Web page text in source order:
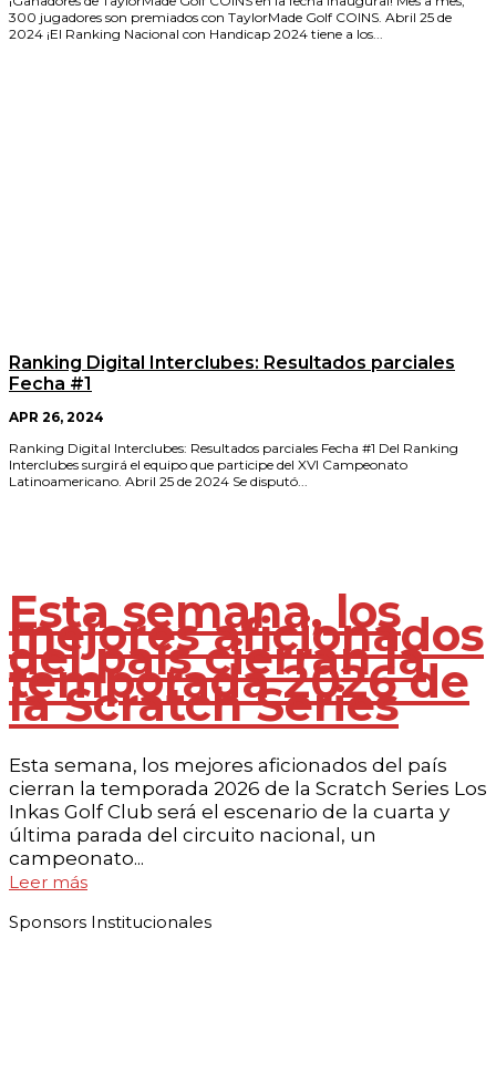
300 jugadores son premiados con TaylorMade Golf COINS. Abril 25 de
2024 ¡El Ranking Nacional con Handicap 2024 tiene a los...
Ranking Digital Interclubes: Resultados parciales
Fecha #1
APR 26, 2024
Ranking Digital Interclubes: Resultados parciales Fecha #1 Del Ranking
Interclubes surgirá el equipo que participe del XVI Campeonato
Latinoamericano. Abril 25 de 2024 Se disputó...
Esta semana, los
mejores aficionados
del país cierran la
temporada 2026 de
la Scratch Series
Esta semana, los mejores aficionados del país
cierran la temporada 2026 de la Scratch Series Los
Inkas Golf Club será el escenario de la cuarta y
última parada del circuito nacional, un
campeonato...
Leer más
Sponsors Institucionales